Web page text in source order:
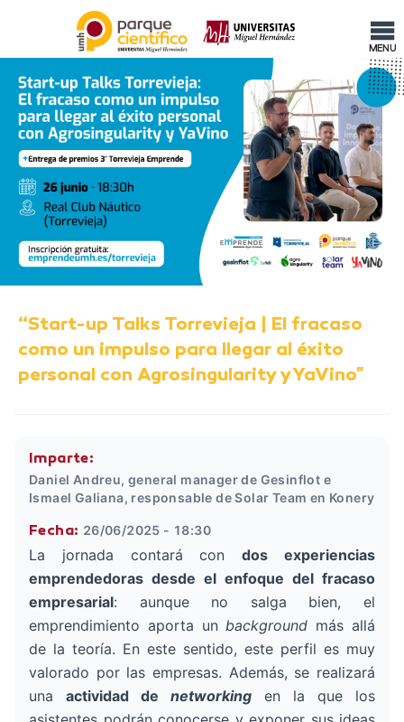
MENU
“Start-up Talks Torrevieja | El fracaso
como un impulso para llegar al éxito
personal con Agrosingularity y YaVino"
Imparte:
Daniel Andreu, general manager de Gesinflot e
Ismael Galiana, responsable de Solar Team en Konery
Fecha: 26/06/2025 - 18:30
La jornada contará condos experiencias
emprendedoras desde el enfoque del fracaso
empresarial: aunque no salga bien, el
emprendimiento aporta un background más allá
de la teoría. En este sentido, este perfil es muy
valorado por las empresas. Además, se realizará
una actividad de networking
en la que los